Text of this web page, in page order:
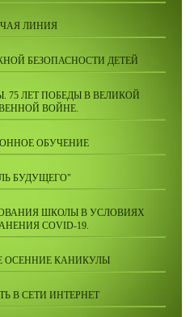
ЛИНИЯ
БЕЗОПАСНОСТИ ДЕТЕЙ
75 ЛЕТ ПОБЕДЫ В ВЕЛИКОЙ
ВОЙНЕ.
ОБУЧЕНИЕ
БУДУЩЕГО"
ШКОЛЫ В УСЛОВИЯХ
COVID-19.
ОСЕННИЕ КАНИКУЛЫ
В СЕТИ ИНТЕРНЕТ